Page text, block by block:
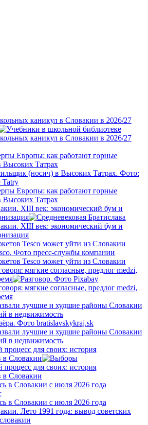
каникул в Словакии в 2026/27
каникул в Словакии в 2026/27
Европы: как работают горные
Высоких Татрах
Европы: как работают горные
Высоких Татрах
XIII век: экономический бум и
XIII век: экономический бум и
Tesco может уйти из Словакии
Tesco может уйти из Словакии
мягкие согласные, предлог medzi,
мягкие согласные, предлог medzi,
лучшие и худшие районы Словакии
в недвижимость
лучшие и худшие районы Словакии
в недвижимость
для своих: история
в Словакии
для своих: история
в Словакии
в Словакии с июля 2026 года
в Словакии с июля 2026 года
Лето 1991 года: вывод советских